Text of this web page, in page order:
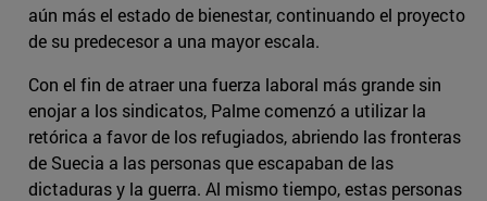
aún más el estado de bienestar, continuando el proyecto
de su predecesor a una mayor escala.
Con el fin de atraer una fuerza laboral más grande sin
enojar a los sindicatos, Palme comenzó a utilizar la
retórica a favor de los refugiados, abriendo las fronteras
de Suecia a las personas que escapaban de las
dictaduras y la guerra. Al mismo tiempo, estas personas